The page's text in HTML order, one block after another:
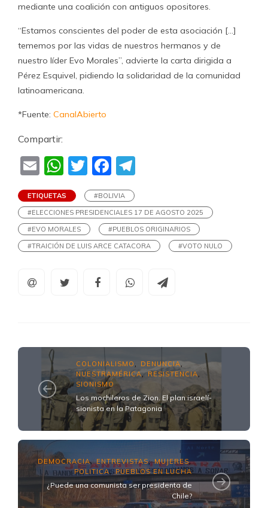
mediante una coalición con antiguos opositores.
“Estamos conscientes del poder de esta asociación […]
tememos por las vidas de nuestros hermanos y de
nuestro líder Evo Morales”, advierte la carta dirigida a
Pérez Esquivel, pidiendo la solidaridad de la comunidad
latinoamericana.
*Fuente: CanalAbierto
Compartir:
EmailWhatsApp
TwitterFacebook
ETIQUETAS
#BOLIVIA
#ELECCIONES PRESIDENCIALES 17 DE AGOSTO 2025
#EVO MORALES
#PUEBLOS ORIGINARIOS
#TRAICIÓN DE LUIS ARCE CATACORA
#VOTO NULO
COLONIALISMO DENUNCIA ,
NUESTRAMÉRICA,RESISTENCIA
SIONISMO
Los mochileros de Zion. El plan israelí-
sionista en la Patagonia
DEMOCRACIA,ENTREVISTAS,MUJERES,
POLITICA, PUEBLOS EN LUCHA
¿Puede una comunista ser presidenta de
Chile?